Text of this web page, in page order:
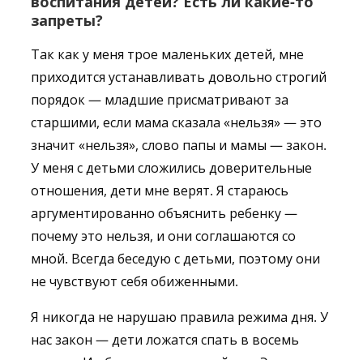
запреты?
Так как у меня трое маленьких детей, мне
приходится устанавливать довольно строгий
порядок — младшие присматривают за
старшими, если мама сказала «нельзя» — это
значит «нельзя», слово папы и мамы — закон.
У меня с детьми сложились доверительные
отношения, дети мне верят. Я стараюсь
аргументированно объяснить ребенку —
почему это нельзя, и они соглашаются со
мной. Всегда беседую с детьми, поэтому они
не чувствуют себя обиженными.
Я никогда не нарушаю правила режима дня. У
нас закон — дети ложатся спать в восемь